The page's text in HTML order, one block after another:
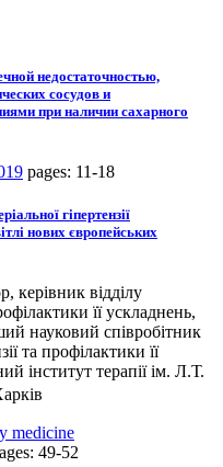
недостаточностью,
сосудов и
при наличии сахарного
pages: 11-18
гіпертензії
нових європейських
керівник відділу
її ускладнень,
науковий співробітник
та профілактики її
інститут терапії ім. Л.Т.
medicine
49-52